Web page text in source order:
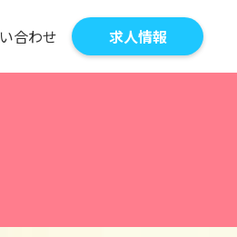
い合わせ 求人情報